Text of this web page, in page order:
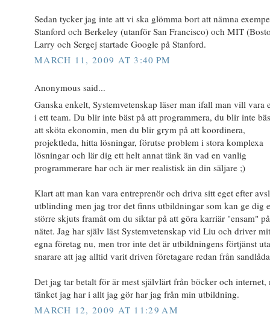
Sedan tycker jag inte att vi ska glömma bort att nämna
Stanford och Berkeley (utanför San Francisco) och MIT
Larry och Sergej startade Google på Stanford.
MARCH 11, 2009 AT 3:40 PM
Anonymous said...
Ganska enkelt, Systemvetenskap läser man ifall man vill vara
i ett team. Du blir inte bäst på att programmera, du blir inte
att sköta ekonomin, men du blir grym på att koordinera,
projektleda, hitta lösningar, förutse problem i stora komplexa
lösningar och lär dig ett helt annat tänk än vad en vanlig
programmerare har och är mer realistisk än din säljare ;)
Klart att man kan vara entreprenör och driva sitt eget efter
utblinding men jag tror det finns utbildningar som kan ge dig
större skjuts framåt om du siktar på att göra karriär "ensam" på
nätet. Jag har själv läst Systemvetenskap vid Liu och driver
egna företag nu, men tror inte det är utbildningens förtjänst
snarare att jag alltid varit driven företagare redan från
Det jag tar betalt för är mest självlärt från böcker och internet,
tänket jag har i allt jag gör har jag från min utbildning.
MARCH 12, 2009 AT 11:29 AM